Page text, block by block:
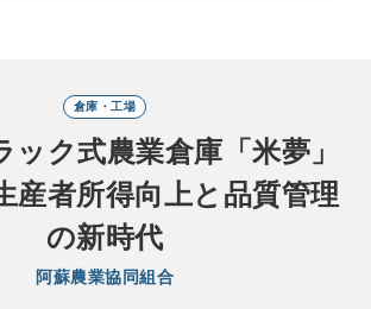
倉庫・工場
ック式農業倉庫「米夢」
産者所得向上と品質管理
の新時代
阿蘇農業協同組合